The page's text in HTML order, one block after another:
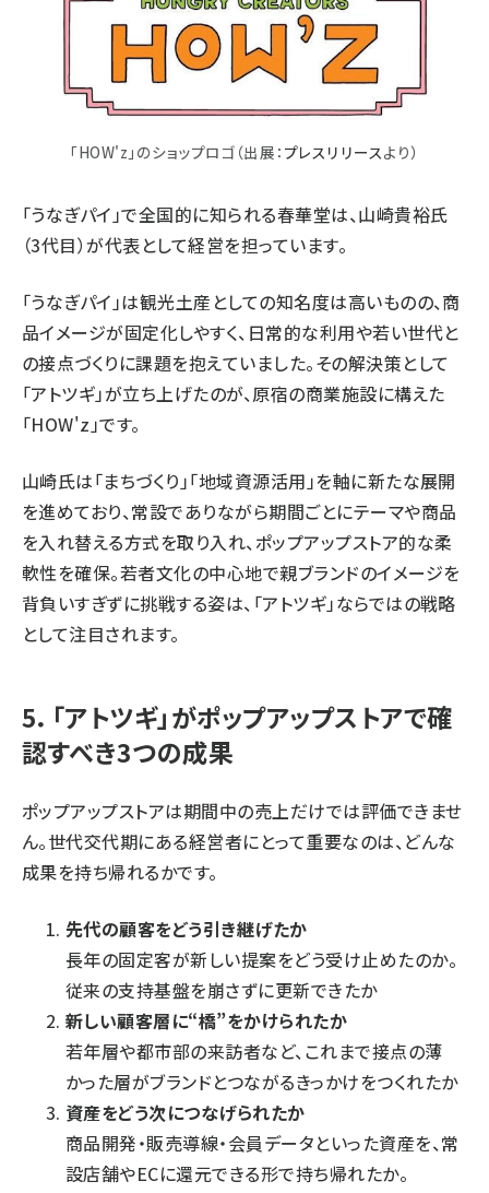
「HOW'z」のショップロゴ（出展： プレスリリースより）
「うなぎパイ」で全国的に知られる春華堂は、山崎貴裕氏
（3代目）が代表として経営を担っています。
「うなぎパイ」は観光土産としての知名度は高いものの、商
品イメージが固定化しやすく、日常的な利用や若い世代と
の接点づくりに課題を抱えていました。その解決策として
「アトツギ」が立ち上げたのが、原宿の商業施設に構えた
「HOW'z」です。
山崎氏は「まちづくり」「地域資源活用」を軸に新たな展開
を進めており、常設でありながら期間ごとにテーマや商品
を入れ替える方式を取り入れ、ポップアップストア的な柔
軟性を確保。若者文化の中心地で親ブランドのイメージを
背負いすぎずに挑戦する姿は、「アトツギ」ならではの戦略
として注目されます。
5．「アトツギ」がポップアップストアで確
認すべき3つの成果
ポップアップストアは期間中の売上だけでは評価できませ
ん。世代交代期にある経営者にとって重要なのは、どんな
成果を持ち帰れるかです。
先代の顧客をどう引き継げたか
長年の固定客が新しい提案をどう受け止めたのか。
従来の支持基盤を崩さずに更新できたか
新しい顧客層に“橋”をかけられたか
若年層や都市部の来訪者など、これまで接点の薄
かった層がブランドとつながるきっかけをつくれたか
資産をどう次につなげられたか
商品開発・販売導線・会員データといった資産を、常
設店舗やECに還元できる形で持ち帰れたか。